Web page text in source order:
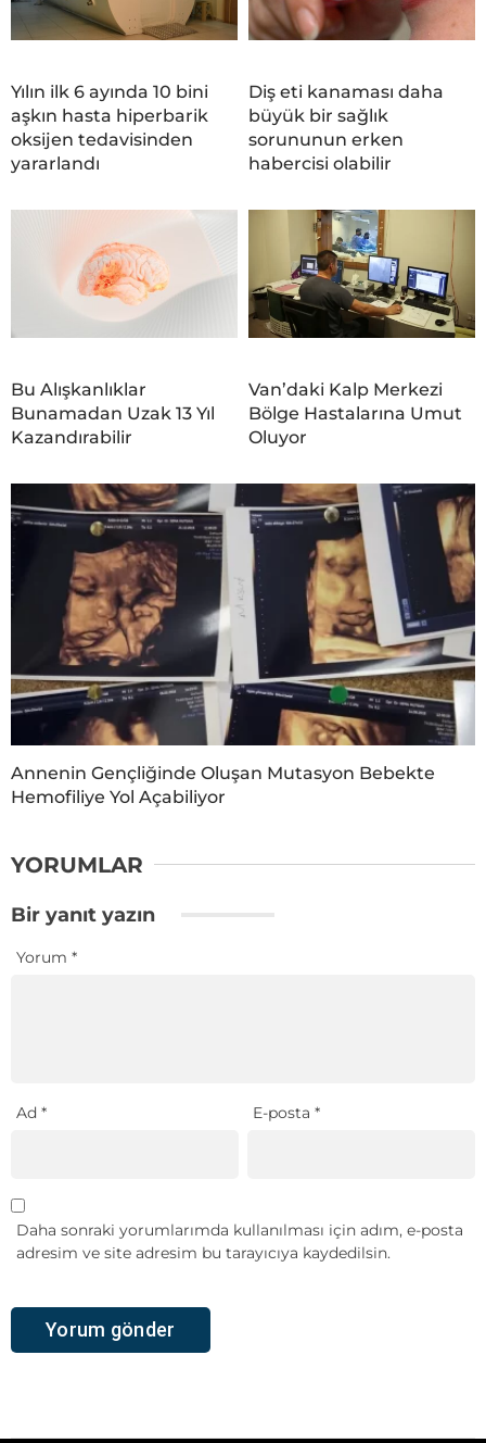
Yılın ilk 6 ayında 10 bini
aşkın hasta hiperbarik
oksijen tedavisinden
yararlandı
Diş eti kanaması daha
büyük bir sağlık
sorununun erken
habercisi olabilir
Bu Alışkanlıklar
Bunamadan Uzak 13 Yıl
Kazandırabilir
Van’daki Kalp Merkezi
Bölge Hastalarına Umut
Oluyor
Annenin Gençliğinde Oluşan Mutasyon Bebekte
Hemofiliye Yol Açabiliyor
YORUMLAR
Bir yanıt yazın
Yorum *
Ad * E-posta*
Daha sonraki yorumlarımda kullanılması için adım, e-posta
adresim ve site adresim bu tarayıcıya kaydedilsin.